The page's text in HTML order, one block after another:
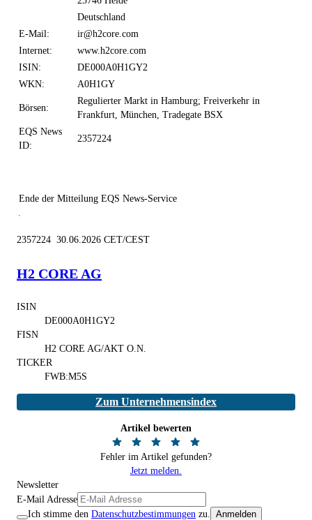
Deutschland
E-Mail:
ir@h2core.com
Internet:
www.h2core.com
ISIN:
DE000A0H1GY2
WKN:
A0H1GY
Börsen:
Regulierter Markt in Hamburg; Freiverkehr in
Frankfurt, München, Tradegate BSX
EQS News
ID:
2357224
Ende der Mitteilung EQS News-Service
2357224 30.06.2026 CET/CEST
H2 CORE AG
ISIN
DE000A0H1GY2
FISN
H2 CORE AG/AKT O.N.
TICKER
FWB:M5S
Zum Unternehmensindex
Artikel bewerten
Fehler im Artikel gefunden?
Jetzt melden.
Newsletter
E-Mail Adresse
Ich stimme den Datenschutzbestimmungen zu. Anmelden